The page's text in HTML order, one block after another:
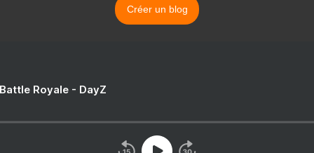
Créer un blog
Royale - DayZ